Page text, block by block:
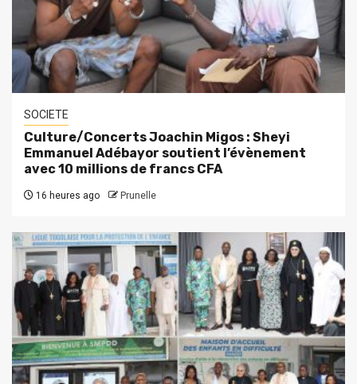
SOCIETE
Culture/Concerts Joachin Migos : Sheyi
Emmanuel Adébayor soutient l’évènement
avec 10 millions de francs CFA
16 heures ago Prunelle